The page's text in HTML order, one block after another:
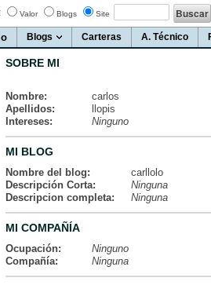
Valor Blogs Site
Blogs Carteras A. Técnico
SOBRE MI
Nombre:
carlos
Apellidos:
llopis
Intereses:
Ninguno
MI BLOG
Nombre del blog:
carllolo
Descripción Corta:
Ninguna
Descripcion completa:
Ninguna
MI COMPAÑÍA
Ocupación:
Ninguno
Compañía:
Ninguna